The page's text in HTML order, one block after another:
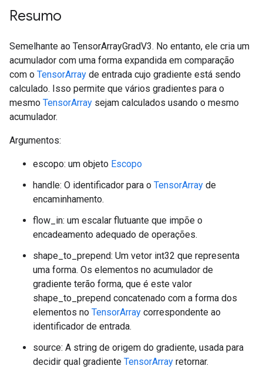
Resumo
Semelhante ao TensorArrayGradV3. No entanto, ele cria um
acumulador com uma forma expandida em comparação
com o TensorArray de entrada cujo gradiente está sendo
calculado. Isso permite que vários gradientes para o
mesmo TensorArray sejam calculados usando o mesmo
acumulador.
Argumentos:
escopo: um objeto Escopo
handle: O identificador para o TensorArray de
encaminhamento.
flow_in: um escalar flutuante que impõe o
encadeamento adequado de operações.
shape_to_prepend: Um vetor int32 que representa
uma forma. Os elementos no acumulador de
gradiente terão forma, que é este valor
shape_to_prepend concatenado com a forma dos
elementos no TensorArray correspondente ao
identificador de entrada.
source: A string de origem do gradiente, usada para
decidir qual gradiente TensorArray retornar.